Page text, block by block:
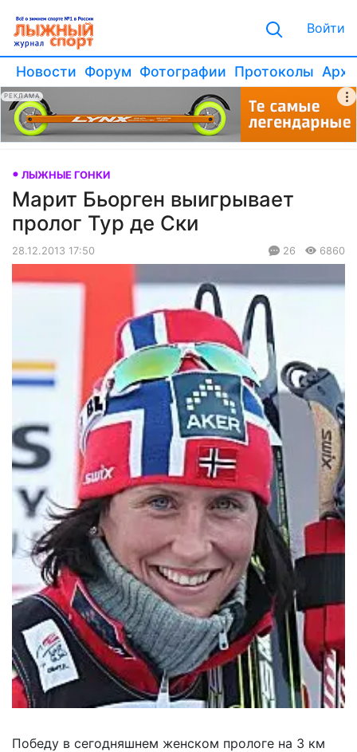
Войти
Новости Форум Фотографии Протоколы
РЕКЛАМА
ЛЫЖНЫЕ ГОНКИ
Марит Бьорген выигрывает
пролог Тур де Ски
28.12.2013 17:50 26 6860
Победу в сегодняшнем женском прологе на 3 км